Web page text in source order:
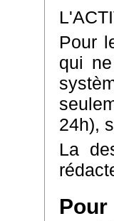
Pour
qui
24h),
La